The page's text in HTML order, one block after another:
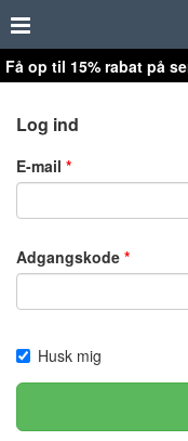
Få op til 15% rabat på
Log ind
E-mail
Adgangskode
Husk mig